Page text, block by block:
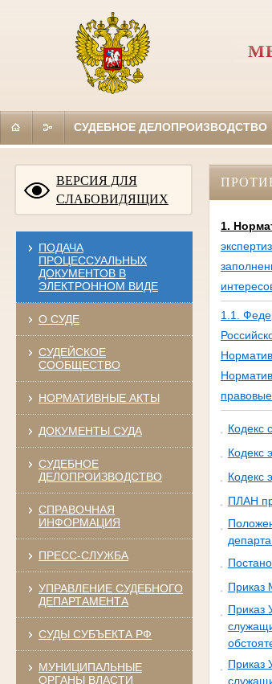
СУДЕБНОЕ ДЕЛОПРОИЗВОДСТВО
ВЕРСИЯ ДЛЯ
СЛАБОВИДЯЩИХ
ПОДАЧА
ПРОЦЕССУАЛЬНЫХ
ДОКУМЕНТОВ В
ЭЛЕКТРОННОМ ВИДЕ
О СУДЕ
СУДЕЙСКОЕ
СООБЩЕСТВО
НОРМАТИВНЫЕ АКТЫ
ДОКУМЕНТЫ СУДА
СУДЕБНОЕ
ДЕЛОПРОИЗВОДСТВО
СПРАВОЧНАЯ
ИНФОРМАЦИЯ
ПРЕСС-СЛУЖБА
УПРАВЛЕНИЕ СУДЕБНОГО
ДЕПАРТАМЕНТА
СУДЫ СУБЪЕКТА РФ
МУНИЦИПАЛЬНЫЕ
ОРГАНЫ ВЛАСТИ
1.
1.1.
Кодекс
Кодекс
Кодекс
ПЛАН
Приказ
Приказ
Приказ